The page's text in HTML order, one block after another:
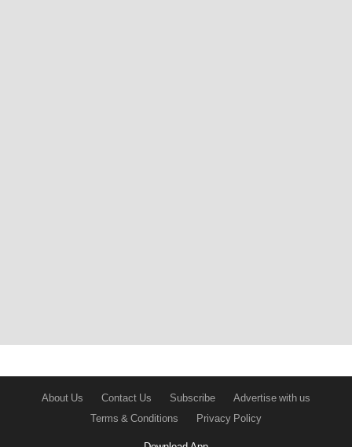
About Us Contact Us Subscribe
Advertise with us
Terms & Conditions
Privacy Policy